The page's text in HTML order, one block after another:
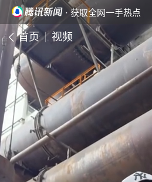
· 获取全网一手热点
首页 视频